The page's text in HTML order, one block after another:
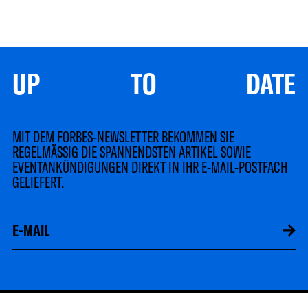
UP TO DATE
MIT DEM FORBES-NEWSLETTER BEKOMMEN SIE
REGELMÄSSIG DIE SPANNENDSTEN ARTIKEL SOWIE
EVENTANKÜNDIGUNGEN DIREKT IN IHR E-MAIL-POSTFACH
GELIEFERT.